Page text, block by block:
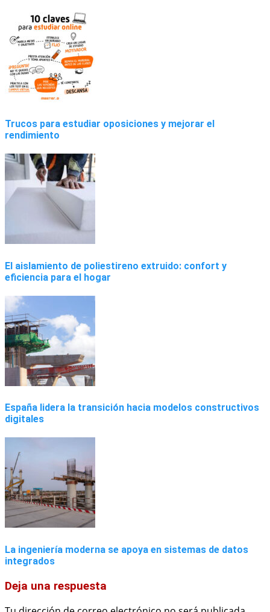
Trucos para estudiar oposiciones y mejorar el
rendimiento
El aislamiento de poliestireno extruido: confort y
eficiencia para el hogar
España lidera la transición hacia modelos constructivos
digitales
La ingeniería moderna se apoya en sistemas de datos
integrados
Deja una respuesta